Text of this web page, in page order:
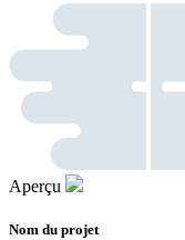
Aperçu
Nom du projet